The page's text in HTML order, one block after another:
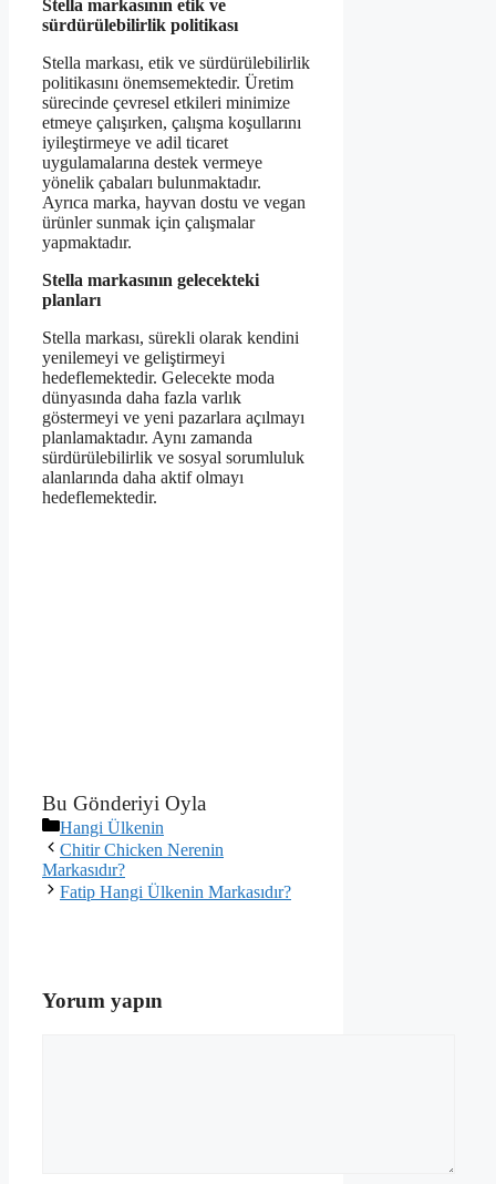
Stella markasının etik ve
sürdürülebilirlik politikası
Stella markası, etik ve sürdürülebilirlik
politikasını önemsemektedir. Üretim
sürecinde çevresel etkileri minimize
etmeye çalışırken, çalışma koşullarını
iyileştirmeye ve adil ticaret
uygulamalarına destek vermeye
yönelik çabaları bulunmaktadır.
Ayrıca marka, hayvan dostu ve vegan
ürünler sunmak için çalışmalar
yapmaktadır.
Stella markasının gelecekteki
planları
Stella markası, sürekli olarak kendini
yenilemeyi ve geliştirmeyi
hedeflemektedir. Gelecekte moda
dünyasında daha fazla varlık
göstermeyi ve yeni pazarlara açılmayı
planlamaktadır. Aynı zamanda
sürdürülebilirlik ve sosyal sorumluluk
alanlarında daha aktif olmayı
hedeflemektedir.
Bu Gönderiyi Oyla
Kategoriler
Hangi Ülkenin
Chitir Chicken Nerenin
Markasıdır?
Fatip Hangi Ülkenin Markasıdır?
Yorum yapın